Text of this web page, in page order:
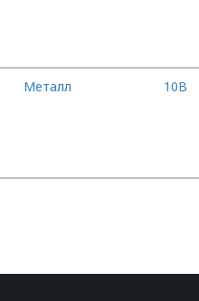
Металл 10B